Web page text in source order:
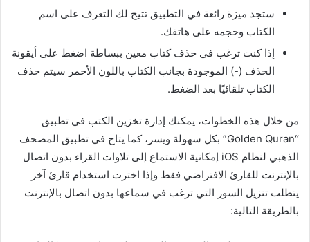
ستجد ميزة رائعة في التطبيق تتيح لك التعرف على اسم
الكتاب وحجمه على هاتفك.
إذا كنت ترغب في حذف كتاب معين ببساطة اضغط على أيقونة
الحذف (-) الموجودة بجانب الكتاب باللون الأحمر سيتم حذف
الكتاب تلقائيًا بعد الضغط.
من خلال هذه الخطوات، يمكنك إدارة تخزين الكتب في تطبيق
“Golden Quran” بكل سهولة ويسر، كما يتاح في تطبيق المصحف
الذهبي لنظام iOS إمكانية الاستماع إلى تلاوات القراء بدون اتصال
بالإنترنت للقارئ الافتراضي فقط وإذا اخترت استخدام قارئ آخر
يتطلب تنزيل السور التي ترغب في سماعها بدون اتصال بالإنترنت
بالطريقة التالية: